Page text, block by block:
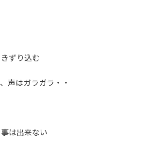
ずり込む
声はガラガラ・・
は出来ない